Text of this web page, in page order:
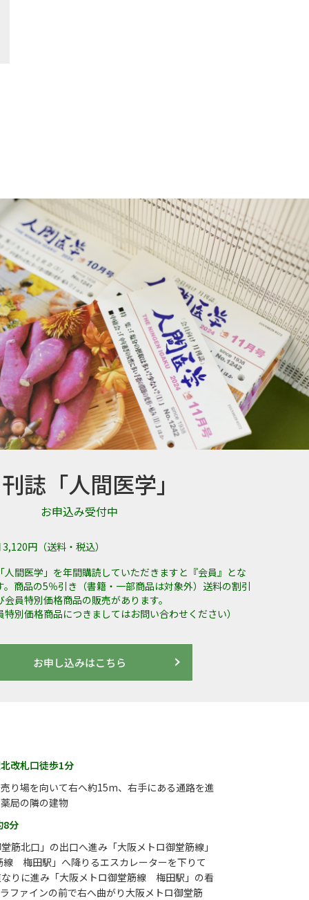
誌「人間医学」
お申込み受付中
円（送料・税込）
人間医学」を年間購読していただきますと『会員』とな
。商品の5％引き（書籍・一部商品は対象外）送料の割引
会員特別価格商品の販売があります。
特別価格商品につきましてはお問い合わせください）
お申し込みはこちら
改札口徒歩1分
り場を向いて右へ約15m、右手にある通路を進
局の隣の建物
8分
筋北口」の出口へ進み「大阪メトロ御堂筋線」
線 梅田駅」へ降りるエスカレーターを下りて
りに進み「大阪メトロ御堂筋線 梅田駅」の看
ファインの前で右へ曲がり大阪メトロ御堂筋